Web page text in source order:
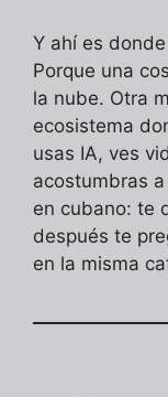
Y ahí es
Porque una
la nube. Otra
ecosistema
usas IA, ves
acostumbras
en cubano: te
después te
en la misma